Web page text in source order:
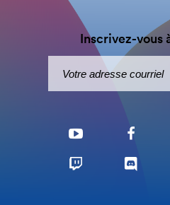
Inscrivez-vous